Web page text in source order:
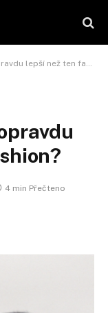
než ten fast fashion?
4 min Přečteno